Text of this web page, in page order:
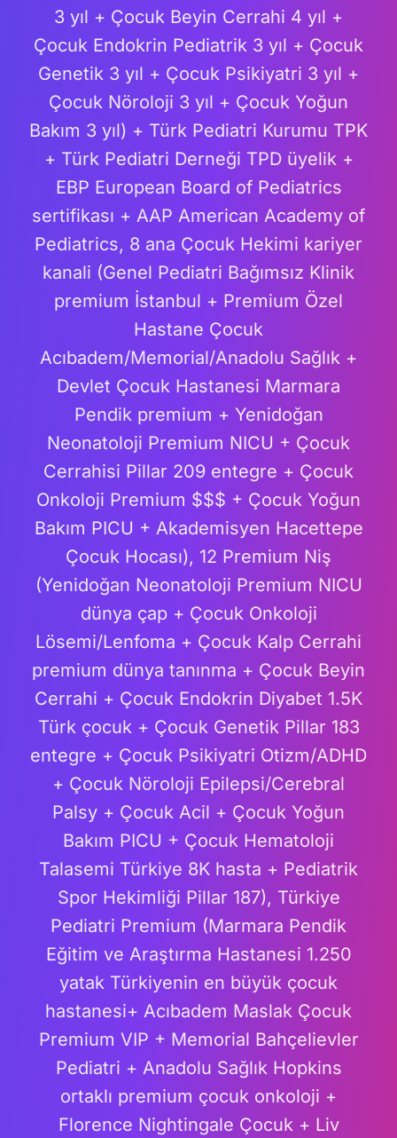
3 yıl + Çocuk Beyin Cerrahi 4 yıl +
Çocuk Endokrin Pediatrik 3 yıl + Çocuk
Genetik 3 yıl + Çocuk Psikiyatri 3 yıl +
Çocuk Nöroloji 3 yıl + Çocuk Yoğun
Bakım 3 yıl) + Türk Pediatri Kurumu TPK
+ Türk Pediatri Derneği TPD üyelik +
EBP European Board of Pediatrics
sertifikası + AAP American Academy of
Pediatrics, 8 ana Çocuk Hekimi kariyer
kanali (Genel Pediatri Bağımsız Klinik
premium İstanbul + Premium Özel
Hastane Çocuk
Acıbadem/Memorial/Anadolu Sağlık +
Devlet Çocuk Hastanesi Marmara
Pendik premium + Yenidoğan
Neonatoloji Premium NICU + Çocuk
Cerrahisi Pillar 209 entegre + Çocuk
Onkoloji Premium $$$ + Çocuk Yoğun
Bakım PICU + Akademisyen Hacettepe
Çocuk Hocası), 12 Premium Niş
(Yenidoğan Neonatoloji Premium NICU
dünya çap + Çocuk Onkoloji
Lösemi/Lenfoma + Çocuk Kalp Cerrahi
premium dünya tanınma + Çocuk Beyin
Cerrahi + Çocuk Endokrin Diyabet 1.5K
Türk çocuk + Çocuk Genetik Pillar 183
entegre + Çocuk Psikiyatri Otizm/ADHD
+ Çocuk Nöroloji Epilepsi/Cerebral
Palsy + Çocuk Acil + Çocuk Yoğun
Bakım PICU + Çocuk Hematoloji
Talasemi Türkiye 8K hasta + Pediatrik
Spor Hekimliği Pillar 187), Türkiye
Pediatri Premium (Marmara Pendik
Eğitim ve Araştırma Hastanesi 1.250
yatak Türkiyenin en büyük çocuk
hastanesi+ Acıbadem Maslak Çocuk
Premium VIP + Memorial Bahçelievler
Pediatri + Anadolu Sağlık Hopkins
ortaklı premium çocuk onkoloji +
Florence Nightingale Çocuk + Liv